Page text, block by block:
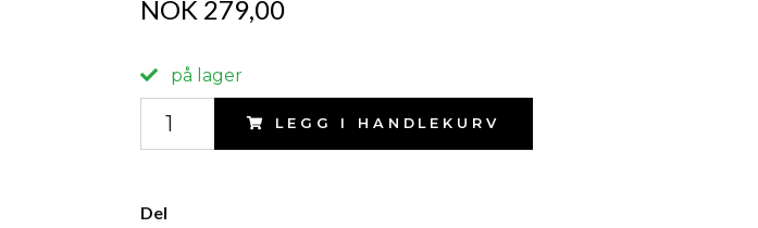
NOK 279,00
på lager
LEGG I HANDLEKURV
Del